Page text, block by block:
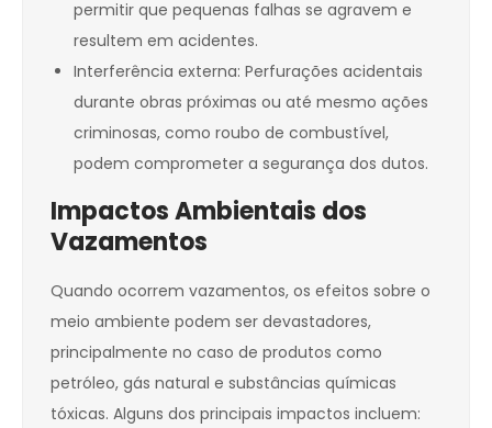
permitir que pequenas falhas se agravem e
resultem em acidentes.
Interferência externa: Perfurações acidentais
durante obras próximas ou até mesmo ações
criminosas, como roubo de combustível,
podem comprometer a segurança dos dutos.
Impactos Ambientais dos
Vazamentos
Quando ocorrem vazamentos, os efeitos sobre o
meio ambiente podem ser devastadores,
principalmente no caso de produtos como
petróleo, gás natural e substâncias químicas
tóxicas. Alguns dos principais impactos incluem: